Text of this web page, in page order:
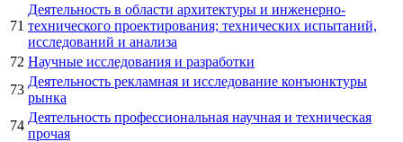
71
Деятельность в области архитектуры и инженерно-
технического проектирования; технических испытаний,
исследований и анализа
72 Научные исследования и разработки
73
Деятельность рекламная и исследование конъюнктуры
рынка
74
Деятельность профессиональная научная и техническая
прочая